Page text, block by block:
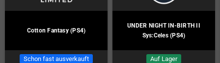
Cotton Fantasy (PS4)
Schon fast ausverkauft
UNDER NIGHT IN-BIRTH II
Sys:Celes (PS4)
Auf Lager